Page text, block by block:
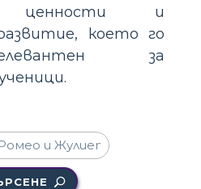
ценности и
което го
за